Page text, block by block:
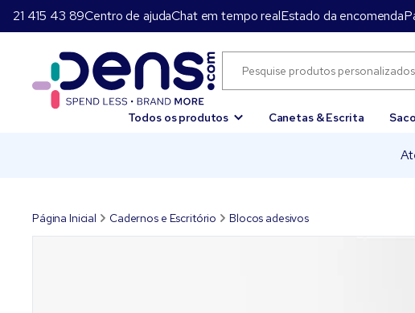
21 415 43 89Centro de ajudaChat em tempo realEstado da encomenda
Todos os produtos Canetas & Escrita
Página Inicial Cadernos e Escritório Blocos adesivos